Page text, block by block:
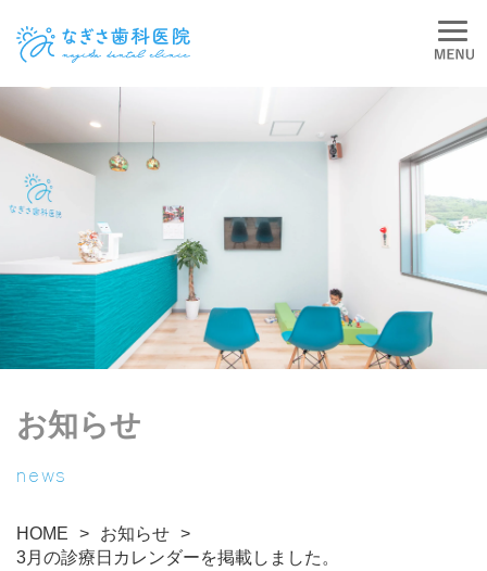
お知らせ
news
HOME
お知らせ
3月の診療日カレンダーを掲載しました。